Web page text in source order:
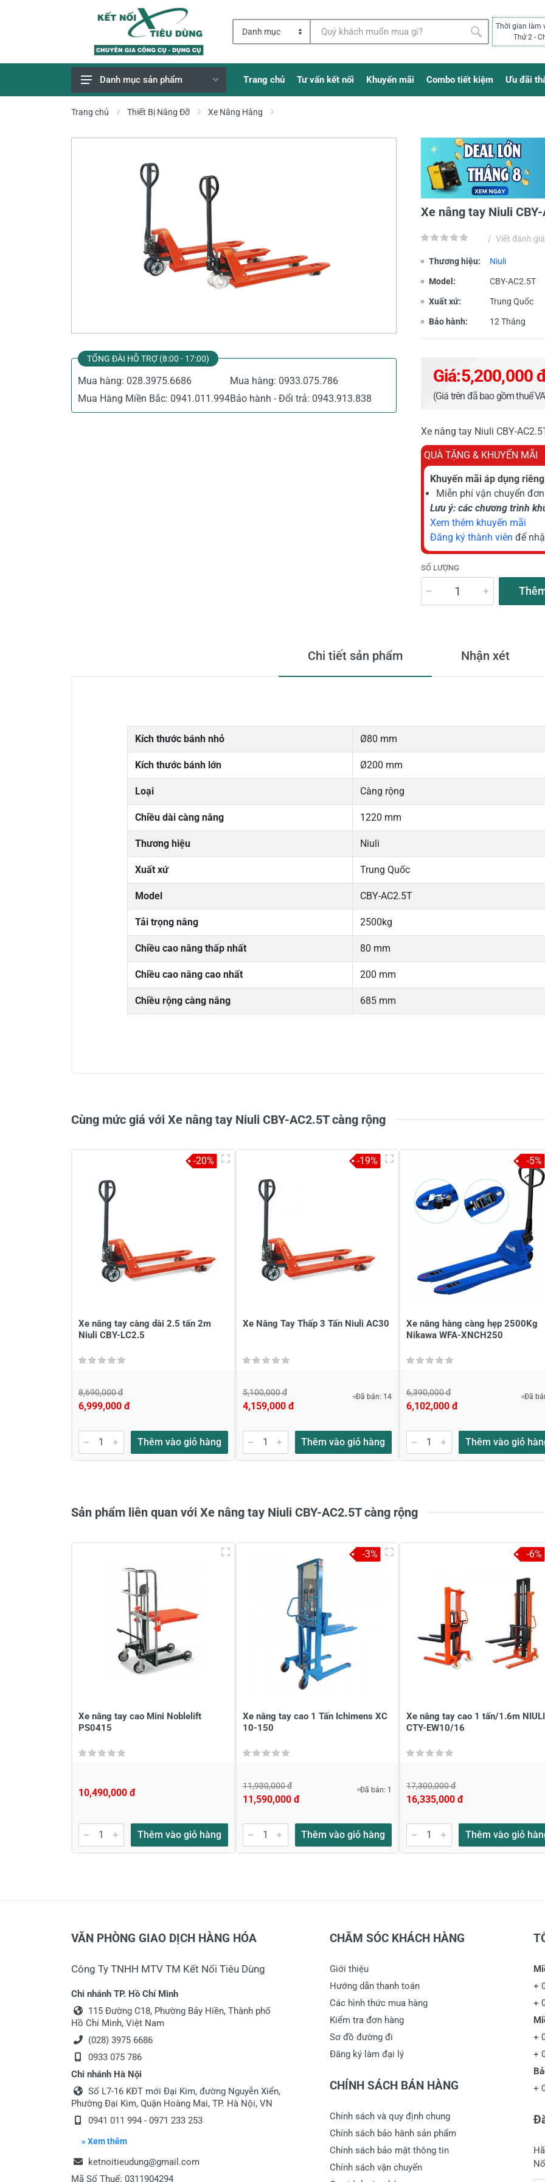
Thời gian làm
Thứ 2 -
Giao Hàng Miễn Phí
Phụ Tùng, Linh Kiện
Máy Hàn & Phụ Kiện
Danh mục sản phẩm Trang chủ Tư vấn kết nối Khuyến mãi Combo tiết kiệm Ưu đãi
Trang chủ Thiết Bị Nâng Đỡ Xe Nâng Hàng
TỔNG ĐÀI HỖ TRỢ (8:00 - 17:00)
Mua hàng: 028.3975.6686 Mua hàng: 0933.075.786
Mua Hàng Miền Bắc: 0941.011.994Bảo hành - Đổi trả: 0943.913.838
Xe nâng tay Niuli
/ Viết đánh giá
Thương hiệu: Niuli
Model: CBY-AC2.5T
Xuất xứ: Trung Quốc
Bảo hành: 12 Tháng
Giá:5,200,000
(Giá trên đã bao gồm thuế
Xe nâng tay Niuli CBY-
QUÀ TẶNG & KHUYẾN MÃI
Khuyến mãi áp dụng
Miễn phí vận chuyển
Lưu ý: các chương trình
Xem thêm khuyến mãi
Đăng ký thành viên để
SỐ LƯỢNG
Chi tiết sản phẩm Nhận xét
Kích thước bánh nhỏ Ø80 mm
Kích thước bánh lớn Ø200 mm
Loại Càng rộng
Chiều dài càng nâng 1220 mm
Thương hiệu Niuli
Xuất xứ Trung Quốc
Model CBY-AC2.5T
Tải trọng nâng 2500kg
Chiều cao nâng thấp nhất 80 mm
Chiều cao nâng cao nhất 200 mm
Chiều rộng càng nâng 685 mm
Họ và tên
Cùng mức giá với Xe nâng tay Niuli CBY-AC2.5T càng rộng
Xe nâng tay càng dài 2.5 tấn 2m
Niuli CBY-LC2.5
8,690,000 đ
6,999,000 đ
Thêm vào giỏ hàng
-20%
Xe Nâng Tay Thấp 3 Tấn Niuli AC30
5,100,000 đ
4,159,000 đ
Đã bán: 14
Thêm vào giỏ hàng
-19%
Xe nâng hàng càng hẹp 2500Kg
Nikawa WFA-XNCH250
6,390,000 đ
6,102,000 đ
Đã
Thêm vào giỏ
-5%
Sản phẩm liên quan với Xe nâng tay Niuli CBY-AC2.5T càng rộng
Xe nâng tay cao Mini Noblelift
PS0415
10,490,000 đ
Thêm vào giỏ hàng
Xe nâng tay cao 1 Tấn Ichimens XC
10-150
11,930,000 đ
11,590,000 đ
Đã bán: 1
Thêm vào giỏ hàng
-3%
Xe nâng tay cao 1 tấn/1.6m NIULI
CTY-EW10/16
17,300,000 đ
16,335,000 đ
Thêm vào giỏ
-6%
VĂN PHÒNG GIAO DỊCH HÀNG HÓA
Công Ty TNHH MTV TM Kết Nối Tiêu Dùng
Chi nhánh TP. Hồ Chí Minh
115 Đường C18, Phường Bảy Hiền, Thành phố
Hồ Chí Minh, Việt Nam
(028) 3975 6686
0933 075 786
Chi nhánh Hà Nội
Số L7-16 KĐT mới Đại Kim, đường Nguyễn Xiển,
Phường Đại Kim, Quận Hoàng Mai, TP. Hà Nội, VN
0941 011 994 - 0971 233 253
» Xem thêm
ketnoitieudung@gmail.com
Mã Số Thuế: 0311904294
CHĂM SÓC KHÁCH HÀNG
Giới thiệu
Hướng dẫn thanh toán
Các hình thức mua hàng
Kiểm tra đơn hàng
Sơ đồ đường đi
Đăng ký làm đại lý
CHÍNH SÁCH BÁN HÀNG
Chính sách và quy định chung
Chính sách bảo hành sản phẩm
Chính sách bảo mật thông tin
Chính sách vận chuyển
+
+
+
+
+